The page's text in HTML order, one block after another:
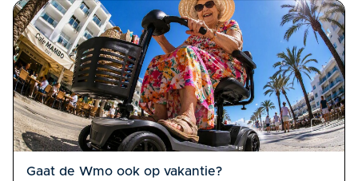
Gaat de Wmo ook op vakantie?